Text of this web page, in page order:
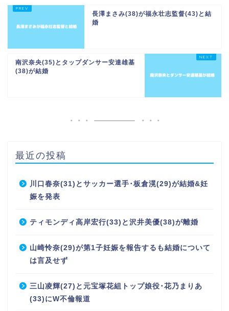
長澤まさみ(38)が福永壮志監督(43)と結
婚
南沢奈央(35)とタップダンサー安達雄基
(38)が結婚
最近の投稿
川口春奈(31)とサッカー選手･板倉滉(29)が結婚&妊
娠を発表
ティモンディ高岸宏行(33)と沢井美優(38)が離婚
山崎怜奈(29)が第1子妊娠を報告するも結婚について
は言及せず
三山凌輝(27)と元宝塚花組トップ娘役･花乃まりあ
(33)にW不倫報道